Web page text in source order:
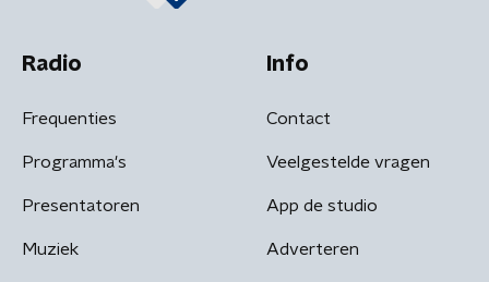
Radio
Frequenties
Programma's
Presentatoren
Muziek
Info
Contact
Veelgestelde vragen
App de studio
Adverteren